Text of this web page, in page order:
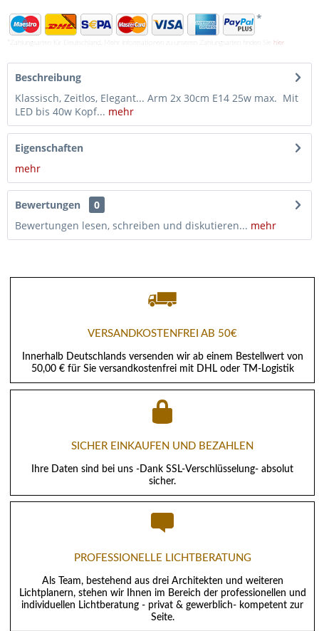
*
*Zahlungsarten für Deutschland. Mehr Informationen zu unseren Zahlungsarten finden Sie hier
Beschreibung
Klassisch, Zeitlos, Elegant... Arm 2x 30cm E14 25w max. Mit
LED bis 40w Kopf... mehr
Eigenschaften
mehr
Bewertungen
0
Bewertungen lesen, schreiben und diskutieren... mehr
VERSANDKOSTENFREI AB 50€
Innerhalb Deutschlands versenden wir ab einem Bestellwert von
50,00 € für Sie versandkostenfrei mit DHL oder TM-Logistik
SICHER EINKAUFEN UND BEZAHLEN
Ihre Daten sind bei uns -Dank SSL-Verschlüsselung- absolut
sicher.
PROFESSIONELLE LICHTBERATUNG
Als Team, bestehend aus drei Architekten und weiteren
Lichtplanern, stehen wir Ihnen im Bereich der professionellen und
individuellen Lichtberatung - privat & gewerblich- kompetent zur
Seite.